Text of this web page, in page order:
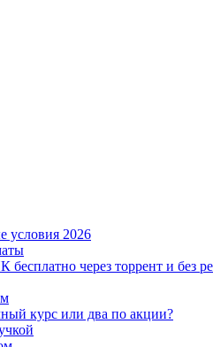
условия 2026
бесплатно через торрент и без
курс или два по акции?